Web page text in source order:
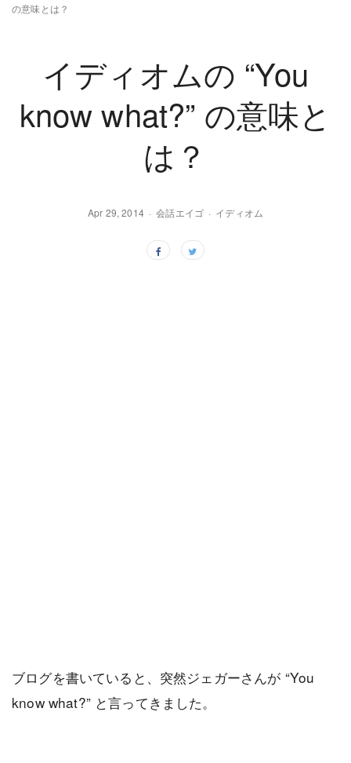
の意味とは？
イディオムの “You
know what?” の意味と
は？
Apr 29, 2014 会話エイゴ イディオム
ブログを書いていると、突然ジェガーさんが “You
know what?” と言ってきました。